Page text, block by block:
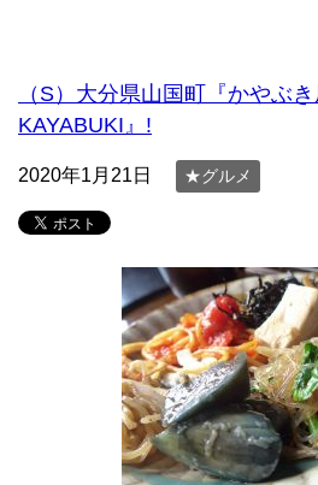
（S）大分県山国町『かやぶ
KAYABUKI』!
2020年1月21日 ★グルメ